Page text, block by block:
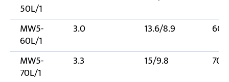
50L/1
MW5-
60L/1
3.0 13.6/8.9 600
MW5-
70L/1
3.3 15/9.8 700